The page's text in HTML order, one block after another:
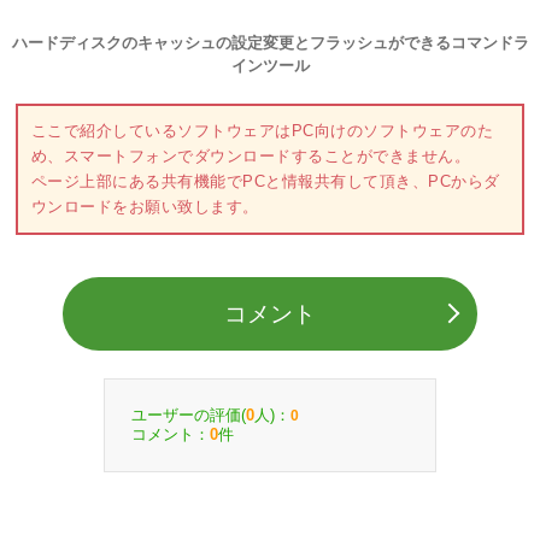
ハードディスクのキャッシュの設定変更とフラッシュができるコマンドラ
インツール
ここで紹介しているソフトウェアはPC向けのソフトウェアのた
め、スマートフォンでダウンロードすることができません。
ページ上部にある共有機能でPCと情報共有して頂き、PCからダ
ウンロードをお願い致します。
コメント
ユーザーの評価(0 人)： 0
コメント： 0件